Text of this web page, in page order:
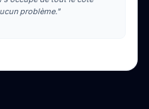
problème."